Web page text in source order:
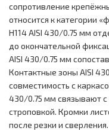
сопротивление
относится к категории
Н114 AISI 430/0.75 мм
до окончательной
AISI 430/0.75 мм
Контактные зоны AISI
совместимость с
430/0.75 мм связывают
строповкой. Кромки
после резки и сверления.